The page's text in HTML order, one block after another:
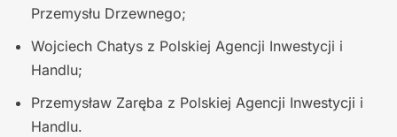
Przemysłu Drzewnego;
Wojciech Chatys z Polskiej Agencji Inwestycji i
Handlu;
Przemysław Zaręba z Polskiej Agencji Inwestycji i
Handlu.